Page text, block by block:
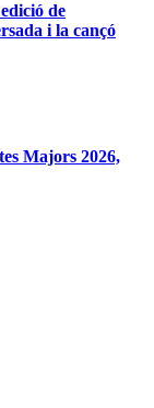
de
i la cançó
Majors 2026,